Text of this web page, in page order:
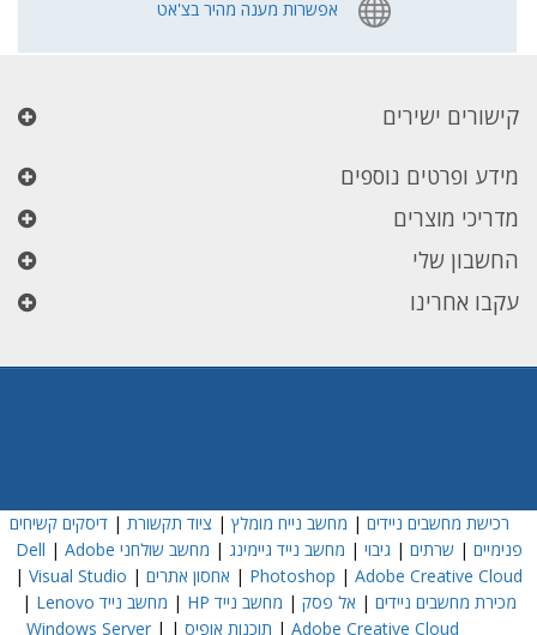
אפשרות מענה מהיר בצ'אט
קישורים ישירים
מידע ופרטים נוספים
מדריכי מוצרים
החשבון שלי
עקבו אחרינו
רכישת מחשבים ניידים | מחשב נייח מומלץ | ציוד תקשורת |דיסקים קשיחים
פנימיים | שרתים | גיבוי | מחשב נייד גיימינג | מחשב שולחני Dell | Adobe
Photoshop | Adobe Creative Cloud
| אחסון אתרים |
Visual Studio
|
מכירת מחשבים ניידים | אל פסק | מחשב נייד HP | מחשב נייד Lenovo
|
Adobe Creative Cloud
| תוכנות אופיס |
Windows Server|